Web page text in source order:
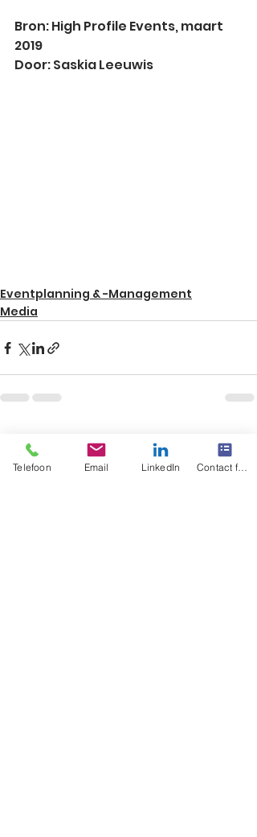
Bron: High Profile Events, maart
2019
Door: Saskia Leeuwis
Eventplanning & -Management
Media
Recente blogposts Alles weergeven
Telefoon Email LinkedIn Contact form